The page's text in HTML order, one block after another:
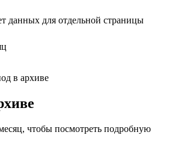
данных для отдельной страницы
в архиве
чтобы посмотреть подробную